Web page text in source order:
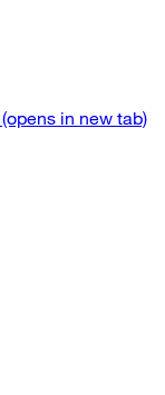
(opens in new tab)